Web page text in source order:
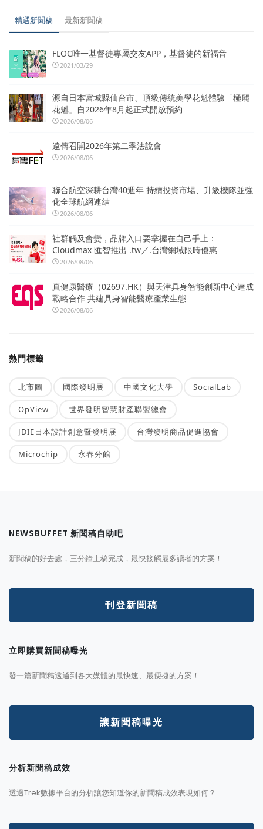
精選新聞稿 最新新聞稿
FLOC唯一基督徒專屬交友APP，基督徒的新福音
2021/03/29
源自日本宮城縣仙台市、頂級傳統美學花魁體驗「極麗
花魁」自2026年8月起正式開放預約
2026/08/06
遠傳召開2026年第二季法說會
2026/08/06
聯合航空深耕台灣40週年 持續投資市場、升級機隊並強
化全球航網連結
2026/08/06
社群觸及會變，品牌入口要掌握在自己手上：
Cloudmax 匯智推出 .tw／.台灣網域限時優惠
2026/08/06
真健康醫療（02697.HK）與天津具身智能創新中心達成
戰略合作 共建具身智能醫療產業生態
2026/08/06
熱門標籤
北市圖 國際發明展 中國文化大學 SocialLab
OpView 世界發明智慧財產聯盟總會
JDIE日本設計創意暨發明展 台灣發明商品促進協會
Microchip 永春分館
NEWSBUFFET 新聞稿自助吧
新聞稿的好去處，三分鐘上稿完成，最快接觸最多讀者的方案！
刊登新聞稿
立即購買新聞稿曝光
發一篇新聞稿透通到各大媒體的最快速、最便捷的方案！
讓新聞稿曝光
分析新聞稿成效
透過Trek數據平台的分析讓您知道你的新聞稿成效表現如何？